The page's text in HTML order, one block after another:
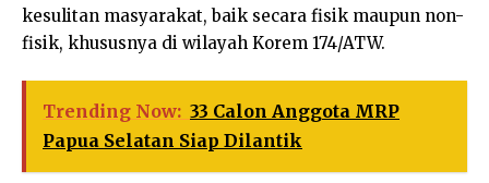
kesulitan masyarakat, baik secara fisik maupun non-
fisik, khususnya di wilayah Korem 174/ATW.
Trending Now: 33 Calon Anggota MRP
Papua Selatan Siap Dilantik